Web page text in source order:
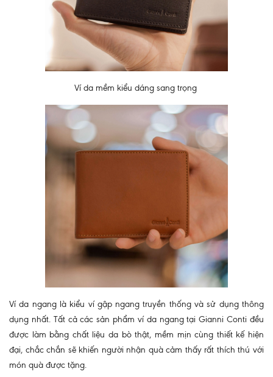
Ví da mềm kiểu dáng sang trọng
Ví da ngang là kiểu ví gập ngang truyền thống và sử dụng thông
dụng nhất. Tất cả các sản phẩm ví da ngang tại Gianni Conti đều
được làm bằng chất liệu da bò thật, mềm mịn cùng thiết kế hiện
đại, chắc chắn sẽ khiến người nhận quà cảm thấy rất thích thú với
món quà được tặng.